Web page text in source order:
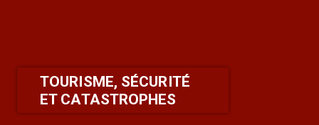
TOURISME, SÉCURITÉ
ET CATASTROPHES